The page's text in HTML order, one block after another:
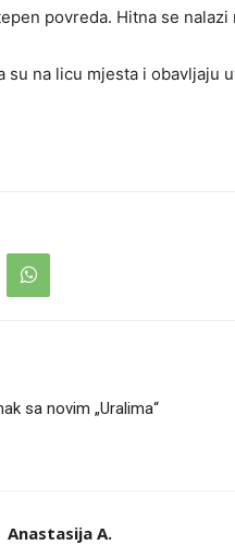
povreda. Hitna se nalazi
su na licu mjesta i obavljaju
sa novim „Uralima“
Anastasija A.